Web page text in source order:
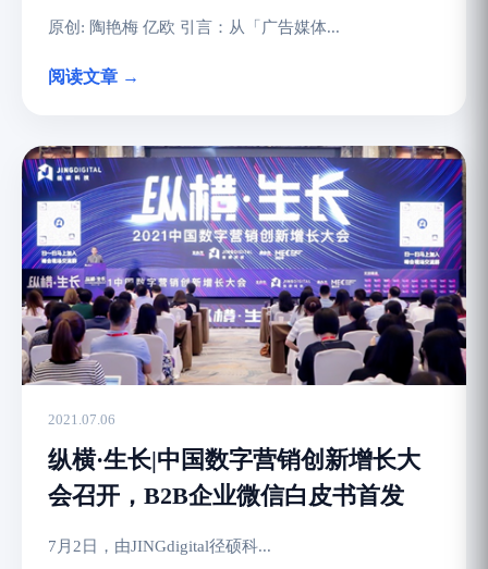
原创: 陶艳梅 亿欧 引言：从「广告媒体...
阅读文章 →
2021.07.06
纵横·生长|中国数字营销创新增长大
会召开，B2B企业微信白皮书首发
7月2日，由JINGdigital径硕科...